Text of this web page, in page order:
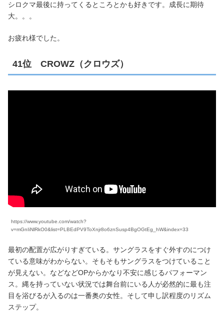
シロクマ最後に持ってくるところとかも好きです。成長に期待
大。。。
お疲れ様でした。
41位 CROWZ（クロウズ）
https://www.youtube.com/watch?
v=mGnIiNlRkO0&list=PLBEdPV9ToXnjr8o6znSusp4BgOGtEg_hW&index=33
最初の配置が広がりすぎている。サングラスをすぐ外すのにつけ
ている意味がわからない。そもそもサングラスをつけていること
が見えない。などなどOPからかなり不安に感じるパフォーマン
ス。縄を持っていない状況では舞台前にいる人が必然的に最も注
目を浴びるが入るのは一番奥の女性。そして申し訳程度のリズム
ステップ。